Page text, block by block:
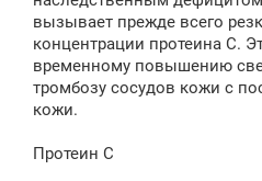
вызывает прежде всего
концентрации протеина С.
временному повышению
тромбозу сосудов кожи с
кожи.
Протеин С